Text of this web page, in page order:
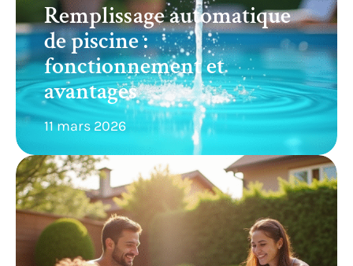
Remplissage automatique
de piscine :
fonctionnement et
avantages
11 mars 2026